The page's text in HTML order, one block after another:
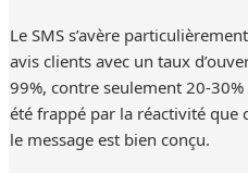
Le SMS s’avère
avis clients avec un taux
99%, contre seulement 20-
été frappé par la réactivité que
le message est bien conçu.